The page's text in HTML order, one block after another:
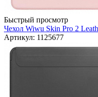
Быстрый просмотр
Чехол Wiwu Skin Pro 2
Артикул: 1125677